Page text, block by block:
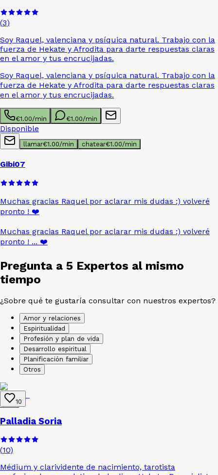
(3)
Soy Raquel, valenciana y psíquica natural. Trabajo con la
fuerza de Hekate y Afrodita para darte respuestas claras
en el amor y tus encrucijadas.
Soy Raquel, valenciana y psíquica natural. Trabajo con la
fuerza de Hekate y Afrodita para darte respuestas claras
en el amor y tus encrucijadas.
€1.00/min €1.00/min
Disponible
llamar€1.00/min chatear€1.00/min
Gibi07
Muchas gracias Raquel por aclarar mis dudas :) volveré
pronto ! ❤️
Muchas gracias Raquel por aclarar mis dudas :) volveré
pronto ! ... ❤️
Pregunta a 5 Expertos al mismo
tiempo
¿Sobre qué te gustaría consultar con nuestros expertos?
Amor y relaciones
Espiritualidad
Profesión y plan de vida
Desarrollo espiritual
Planificación familiar
Otros
10
Palladia Soria
(10)
Médium y clarividente de nacimiento, tarotista